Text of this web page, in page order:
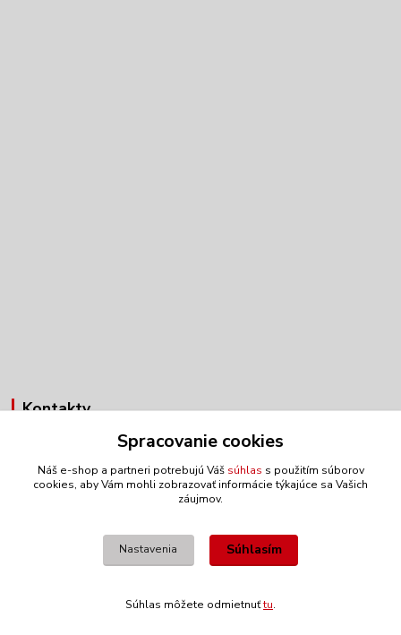
Kontakty
Obchodné oddelenie
+421 903 272 812
(Po-Pia, 7:30-15:30 hod.)
Spracovanie cookies
Náš e-shop a partneri potrebujú Váš súhlas s použitím súborov
cookies, aby Vám mohli zobrazovať informácie týkajúce sa Vašich
záujmov.
Nastavenia Súhlasím
Súhlas môžete odmietnuťtu.